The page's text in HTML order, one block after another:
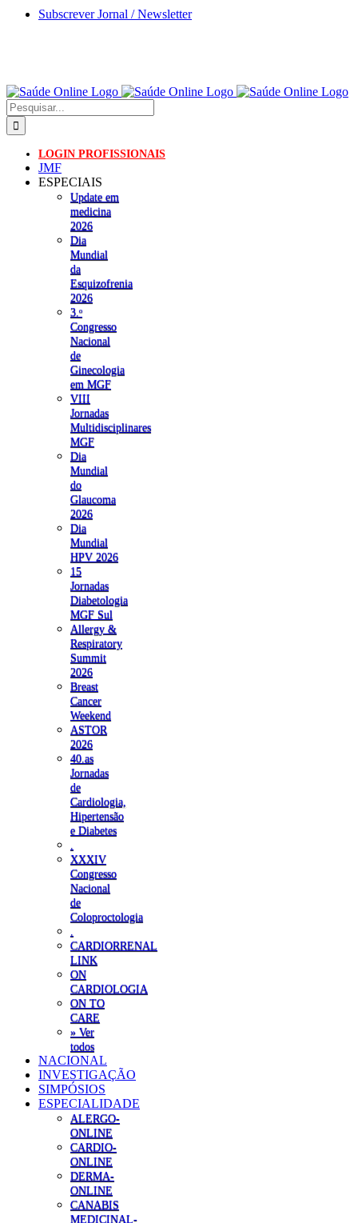
Skip
Subscrever Jornal / Newsletter
Pesquisar
LOGIN PROFISSIONAIS
JMF
ESPECIAIS
Update em
medicina
2026
Dia
Mundial
da
Esquizofrenia
2026
3.ᵒ
Congresso
Nacional
de
Ginecologia
em MGF
VIII
Jornadas
Multidisciplinares
MGF
Dia
Mundial
do
Glaucoma
2026
Dia
Mundial
HPV 2026
15
Jornadas
Diabetologia
MGF Sul
Allergy &
Respiratory
Summit
2026
Breast
Cancer
Weekend
ASTOR
2026
40.as
Jornadas
de
Cardiologia,
Hipertensão
e Diabetes
XXXIV
Congresso
Nacional
de
Coloproctologia
CARDIORRENAL
LINK
ON
CARDIOLOGIA
ON TO
CARE
» Ver
todos
NACIONAL
INVESTIGAÇÃO
SIMPÓSIOS
ESPECIALIDADE
ALERGO-
ONLINE
CARDIO-
ONLINE
DERMA-
ONLINE
CANABIS
MEDICINAL-